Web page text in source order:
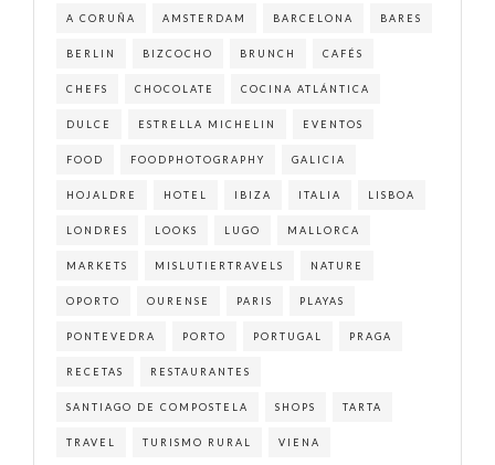
A CORUÑA AMSTERDAM BARCELONA BARES
BERLIN BIZCOCHO BRUNCH CAFÉS
CHEFS CHOCOLATE COCINA ATLÁNTICA
DULCE ESTRELLA MICHELIN EVENTOS
FOOD FOODPHOTOGRAPHY GALICIA
HOJALDRE HOTEL IBIZA ITALIA LISBOA
LONDRES LOOKS LUGO MALLORCA
MARKETS MISLUTIERTRAVELS NATURE
OPORTO OURENSE PARIS PLAYAS
PONTEVEDRA PORTO PORTUGAL PRAGA
RECETAS RESTAURANTES
SANTIAGO DE COMPOSTELA SHOPS TARTA
TRAVEL TURISMO RURAL VIENA